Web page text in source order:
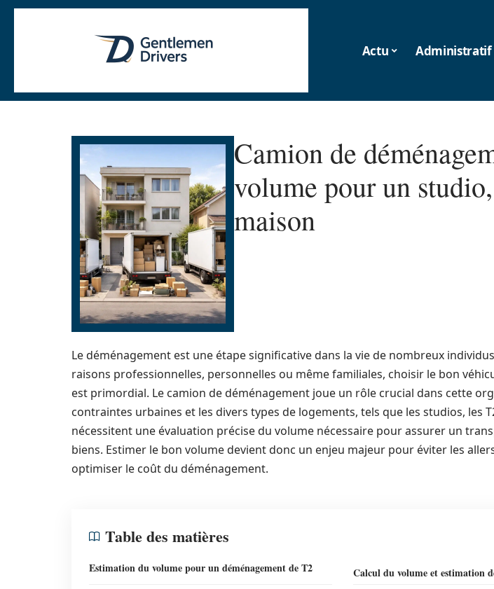
Actu Administratif
Camion de
volume pour un
maison
Le déménagement est une étape significative dans la vie de nombreux
raisons professionnelles, personnelles ou même familiales, choisir le bon
est primordial. Le camion de déménagement joue un rôle crucial dans cette
contraintes urbaines et les divers types de logements, tels que les studios, les
nécessitent une évaluation précise du volume nécessaire pour assurer un
biens. Estimer le bon volume devient donc un enjeu majeur pour éviter les
optimiser le coût du déménagement.
Table des matières
Estimation du volume pour un déménagement de T2
Calcul du volume et estimation